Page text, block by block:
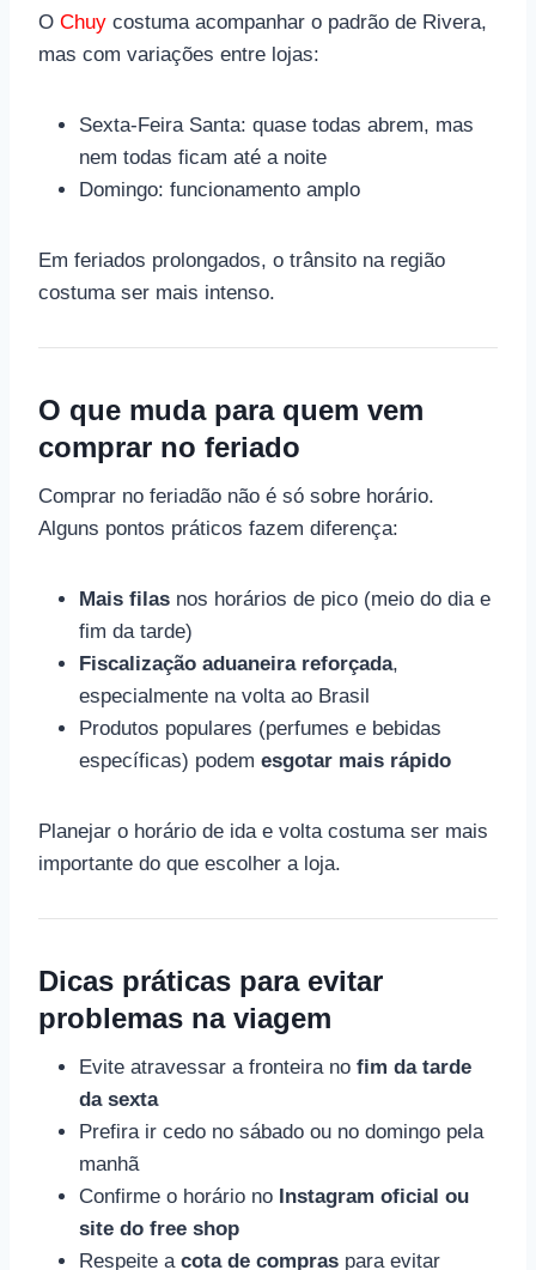
O Chuy costuma acompanhar o padrão de Rivera,
mas com variações entre lojas:
Sexta-Feira Santa: quase todas abrem, mas
nem todas ficam até a noite
Domingo: funcionamento amplo
Em feriados prolongados, o trânsito na região
costuma ser mais intenso.
O que muda para quem vem
comprar no feriado
Comprar no feriadão não é só sobre horário.
Alguns pontos práticos fazem diferença:
Mais filas nos horários de pico (meio do dia e
fim da tarde)
Fiscalização aduaneira reforçada,
especialmente na volta ao Brasil
Produtos populares (perfumes e bebidas
específicas) podem esgotar mais rápido
Planejar o horário de ida e volta costuma ser mais
importante do que escolher a loja.
Dicas práticas para evitar
problemas na viagem
Evite atravessar a fronteira no fim da tarde
da sexta
Prefira ir cedo no sábado ou no domingo pela
manhã
Confirme o horário no Instagram oficial ou
site do free shop
Respeite a cota de compras para evitar